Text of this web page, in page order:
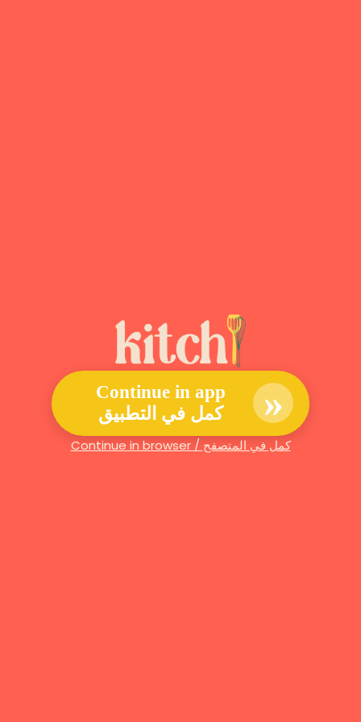
Continue in app
كمل في التطبيق
»
Continue in browser / كمل في المتصفح